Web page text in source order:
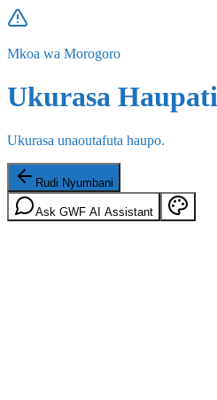
Mkoa wa Morogoro
Ukurasa
Ukurasa unaoutafuta haupo.
Rudi Nyumbani
Ask GWF AI Assistant